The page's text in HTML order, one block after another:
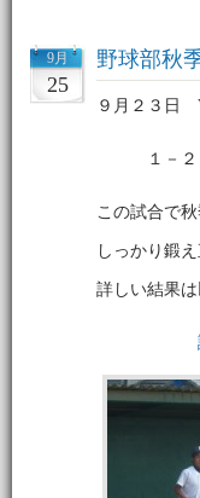
9月
25
野球部秋
９月２３日
１－２
この試合で
しっかり鍛
詳しい結果は